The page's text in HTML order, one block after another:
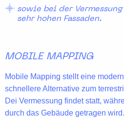
sowie bei der
sehr hohen Fassaden.
MOBILE MAPPING
Mobile Mapping stellt eine
schnellere Alternative zum
Dei Vermessung findet statt,
durch das Gebäude getragen